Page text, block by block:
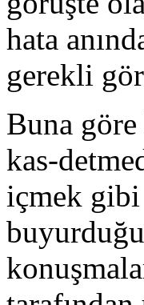
hata
gerekli
Buna
kas-
içmek